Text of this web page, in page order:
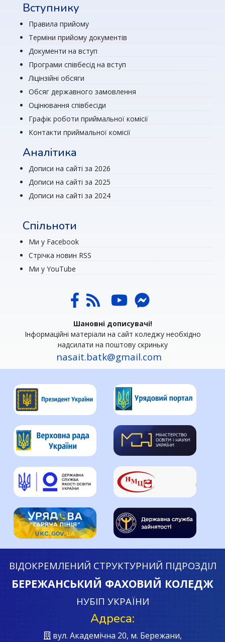
Вступнику
Правила прийому
Терміни прийому документів
Документи на вступ
Програми співбесід на вступ
Ліцінзійні обсяги
Обсяг державного замовлення
Оцінювання співбесіди
Графік роботи приймальної комісії
Контакти приймальної комісії
Аналітика
Дописи на сайті за 2026
Дописи на сайті за 2025
Дописи на сайті за 2024
Спільноти
Ми у Facebook
Стрічка новин RSS
Ми у YouTube
Шановні дописувачі!
Інформаційні матеріали на сайт коледжу необхідно
надсилати на поштову скриньку
nasait.batk@gmail.com
ВІДОКРЕМЛЕНИЙ СТРУКТУРНИЙ ПІДРОЗДІЛ
БЕРЕЖАНСЬКИЙ ФАХОВИЙ КОЛЕДЖ
НУБІП УКРАЇНИ
Адреса:
вул. Академічна 20, м. Бережани,